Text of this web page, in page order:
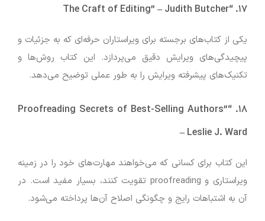
۱۷. “The Craft of Editing”
– Judith Butcher
یکی از کتاب‌های برجسته برای ویراستاران حرفه‌ای که به جزئیات و
پیچیدگی‌های ویرایش دقیق می‌پردازد. این کتاب روش‌ها و
تکنیک‌های پیشرفته ویرایش را به طور عملی توضیح می‌دهد.
۱۸. “Proofreading Secrets of Best-Selling Authors”
– Leslie J. Ward
این کتاب برای کسانی که می‌خواهند مهارت‌های خود را در زمینه
ویراستاری و proofreading تقویت کنند، بسیار مفید است. در
آن به اشتباهات رایج و چگونگی اصلاح آن‌ها پرداخته می‌شود.